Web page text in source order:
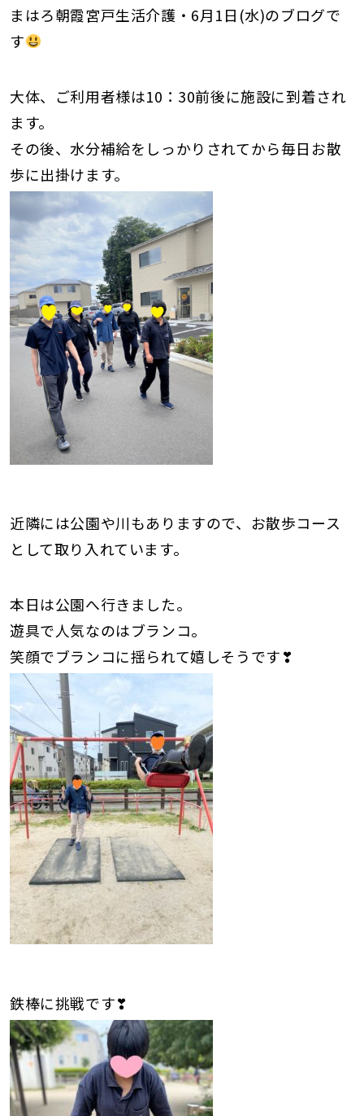
まはろ朝霞宮戸生活介護・6月1日(水)のブログで
す
大体、ご利用者様は10：30前後に施設に到着され
ます。
その後、水分補給をしっかりされてから毎日お散
歩に出掛けます。
近隣には公園や川もありますので、お散歩コース
として取り入れています。
本日は公園へ行きました。
遊具で人気なのはブランコ。
笑顔でブランコに揺られて嬉しそうです❣
鉄棒に挑戦です❣